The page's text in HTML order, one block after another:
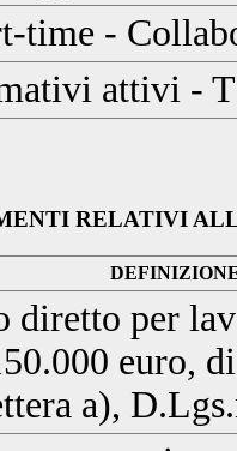
time -
attivi -
RELATIVI
diretto per
euro,
a),